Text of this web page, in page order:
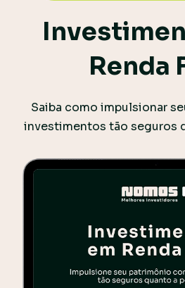
Renda
Saiba como impulsionar
investimentos tão seguros